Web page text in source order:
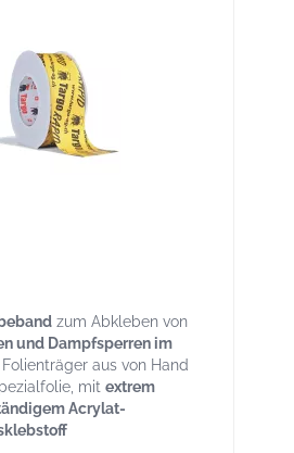
zum Abkleben von
und Dampfsperren im
Folienträger aus von Hand
mit extrem
Acrylat-